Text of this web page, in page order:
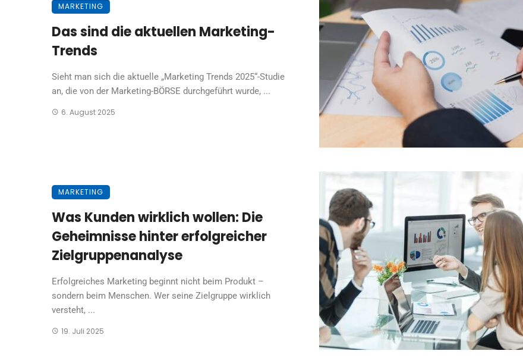
MARKETING
Das sind die aktuellen Marketing-
Trends
Sieht man sich die aktuelle „Marketing Trends 2025“-Studie
an, die von der Marketing-BÖRSE durchgeführt wurde, ...
6. August 2025
MARKETING
Was Kunden wirklich wollen: Die
Geheimnisse hinter erfolgreicher
Zielgruppenanalyse
Erfolgreiches Marketing beginnt nicht beim Produkt –
sondern beim Menschen. Wer seine Zielgruppe wirklich
versteht, ...
19. Juli 2025